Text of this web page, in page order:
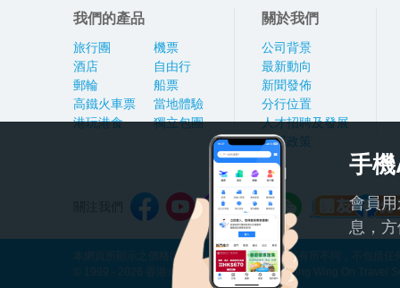
我們的產品
旅行團
酒店
郵輪
高鐵火車票
港玩港食
機票
自由行
船票
當地體驗
獨立包團
關於我們
公司背景
最新動向
新聞發佈
分行位置
人才招聘及發展
私隱政策
本網頁所顯示之價格因應產品種類及出發日期而有所不同，不包括
© 1999 - 2026 香港永安旅遊有限公司 Hong Kong Wing On Travel
手
會員
息，